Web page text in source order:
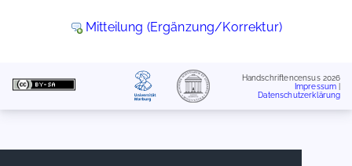
Mitteilung (Ergänzung/Korrektur)
Handschriftencensus 2026
Impressum
Datenschutzerklärung